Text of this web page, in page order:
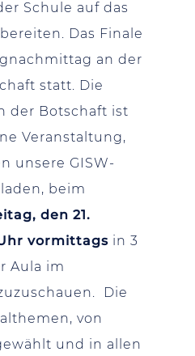
Schule auf das
Das Finale
an der
statt. Die
der Botschaft ist
Veranstaltung,
unsere GISW-
beim
den 21.
vormittags in 3
Aula im
Die
von
und in allen